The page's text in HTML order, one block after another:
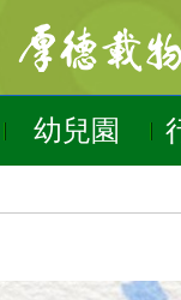
幼兒園